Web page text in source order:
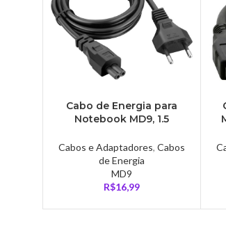
Cabo de Energia para
Notebook MD9, 1.5
Bipolar – 582061
Cabos e Adaptadores, Cabos
de Energia
MD9
R$16,99